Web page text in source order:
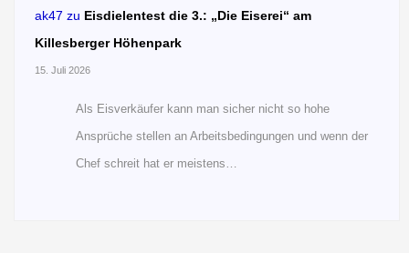
ak47 zu Eisdielentest die 3.: „Die Eiserei“ am
Killesberger Höhenpark
15. Juli 2026
Als Eisverkäufer kann man sicher nicht so hohe
Ansprüche stellen an Arbeitsbedingungen und wenn der
Chef schreit hat er meistens…